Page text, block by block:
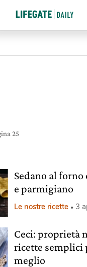
25
Sedano al
e parmigiano
Le nostre ricette 3
Ceci: proprietà
ricette semplici
meglio